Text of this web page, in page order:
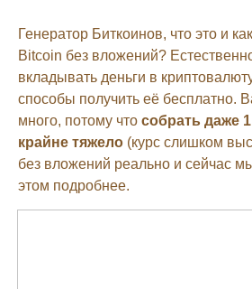
Генератор Биткоинов, что это и
Bitcoin без вложений?
вкладывать деньги в
способы получить её бесплатно.
много, потому что собрать даже
крайне тяжело (курс слишком
без вложений реально и сейчас
этом подробнее.